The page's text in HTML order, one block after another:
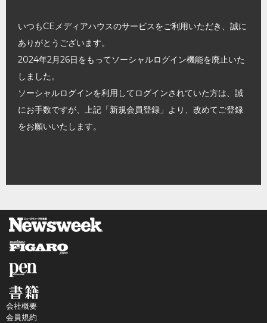
いつもCEメディアハウスのサービスをご利用いただき、誠に
ありがとうございます。
2024年2月26日をもってソーシャルログイン機能を廃止いた
しました。
ソーシャルログインを利用してログインされていた方は、誠
にお手数ですが、上記「新規会員登録」より、改めてご登録
をお願いいたします。
会社概要
会員規約